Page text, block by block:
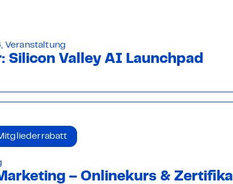
Veranstaltung
Silicon Valley AI Launchpad
– Onlinekurs &